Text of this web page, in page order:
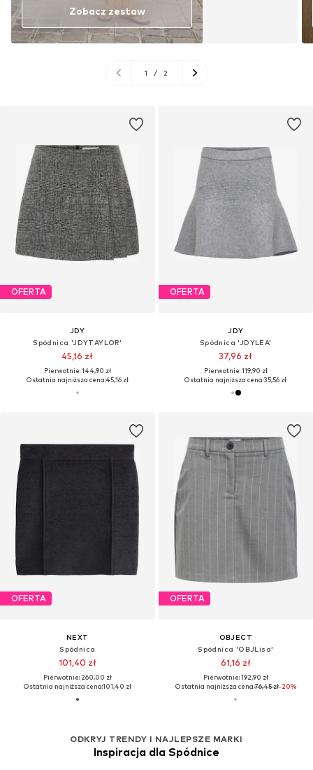
Zobacz zestaw
1 / 2
OFERTA
JDY
Spódnica 'JDYTAYLOR'
45,16 zł
Pierwotnie: 144,90 zł
Ostatnia najniższa cena:45,16 zł
OFERTA
JDY
Spódnica 'JDYLEA'
37,96 zł
Pierwotnie: 119,90 zł
Ostatnia najniższa cena:35,56 zł
OFERTA
NEXT
Spódnica
101,40 zł
Pierwotnie: 260,00 zł
Ostatnia najniższa cena:101,40 zł
OFERTA
OBJECT
Spódnica 'OBJLisa'
61,16 zł
Pierwotnie: 192,90 zł
Ostatnia najniższa cena:76,45 zł-20%
ODKRYJ TRENDY I NAJLEPSZE MARKI
Inspiracja dla Spódnice